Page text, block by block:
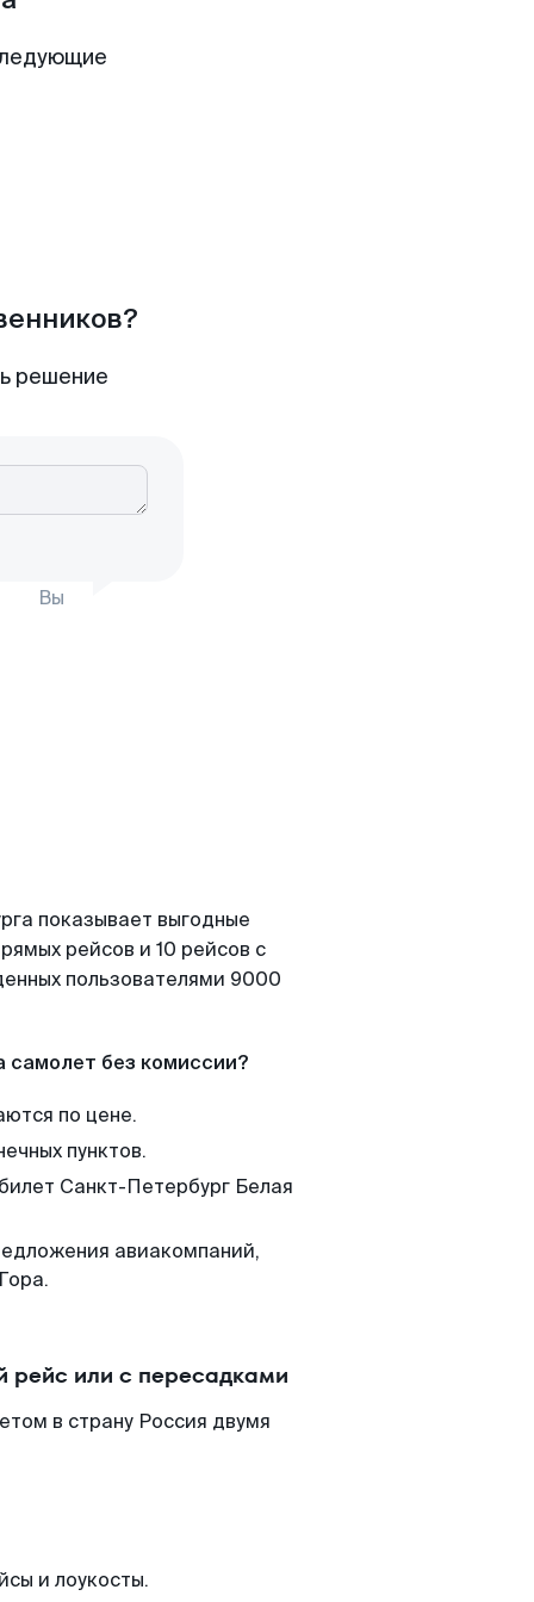
решение
Вы
показывает выгодные
рейсов и 10 рейсов с
пользователями 9000
самолет без комиссии?
по цене.
пунктов.
Санкт-Петербург Белая
авиакомпаний,
рейс или с пересадками
в страну Россия двумя
и лоукосты.